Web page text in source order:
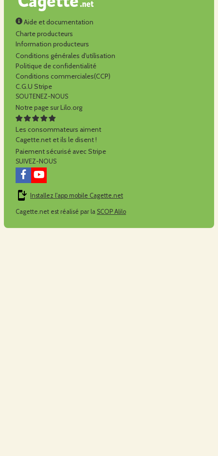
Aide et documentation
Charte producteurs
Information producteurs
Conditions générales d'utilisation
Politique de confidentialité
Conditions commerciales(CCP)
C.G.U Stripe
SOUTENEZ-NOUS
Notre page sur Lilo.org
Les consommateurs aiment
Cagette.net et ils le disent !
Paiement sécurisé avec Stripe
SUIVEZ-NOUS
Installez l'app mobile Cagette.net
Cagette.net est réalisé par la SCOP Alilo